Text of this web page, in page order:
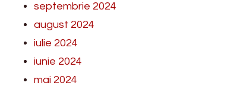
septembrie 2024
august 2024
iulie 2024
iunie 2024
mai 2024